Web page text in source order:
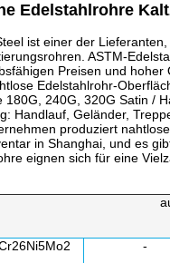
Edelstahlrohre
ist einer der
ASTM-
Preisen und hoher
Edelstahlrohr-
180G, 240G, 320G Satin /
Handlauf, Geländer,
produziert
in Shanghai, und es
eignen sich für eine
-